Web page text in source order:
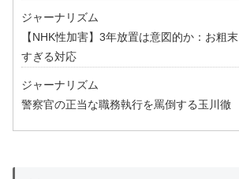
ジャーナリズム
【NHK性加害】3年放置は意図的か：お粗末
すぎる対応
ジャーナリズム
警察官の正当な職務執行を罵倒する玉川徹